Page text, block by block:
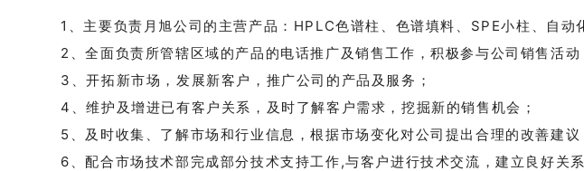
1、主要负责月旭公司的主营产品：HPLC色谱柱、色谱填料、SPE小柱、自
2、全面负责所管辖区域的产品的电话推广及销售工作，积极参与公司销售活动
3、开拓新市场，发展新客户，推广公司的产品及服务；
4、维护及增进已有客户关系，及时了解客户需求，挖掘新的销售机会；
5、及时收集、了解市场和行业信息，根据市场变化对公司提出合理的改善建议
6、配合市场技术部完成部分技术支持工作,与客户进行技术交流，建立良好关